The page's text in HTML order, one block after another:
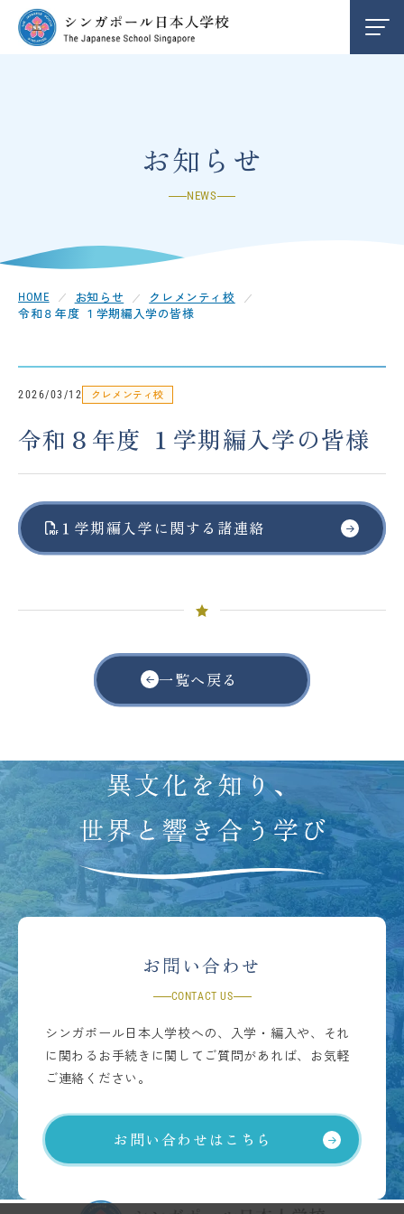
クレメンティ校CLEMENTI
チャンギ校 CHANGI
アクセス ACCESS
JP
お知らせ
NEWS
HOME お知らせ
クレメンティ校
令和８年度 １学期編入学の皆様
2026/03/12 クレメンティ校
令和８年度 １学期編入学の皆様
１学期編入学に関する諸連絡
一覧へ戻る
お問い合わせ
CONTACT US
シンガポール日本人学校への、入学・編入や、それ
に関わるお手続きに関してご質問があれば、お気軽
ご連絡ください。
お問い合わせはこちら